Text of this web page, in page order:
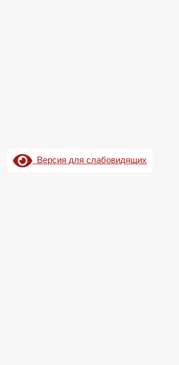
Версия для слабовидящих